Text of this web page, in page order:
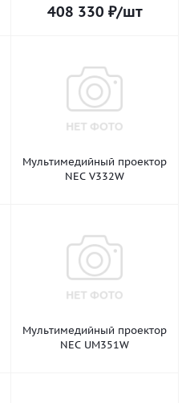
408 330 ₽/шт
Мультимедийный проектор
NEC V332W
Мультимедийный проектор
NEC UM351W